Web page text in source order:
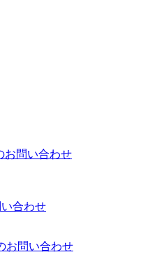
お問い合わせ
合わせ
お問い合わせ